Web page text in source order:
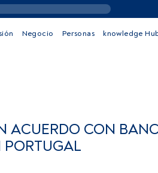
Negocio Personas knowledge
ACUERDO CON
PORTUGAL